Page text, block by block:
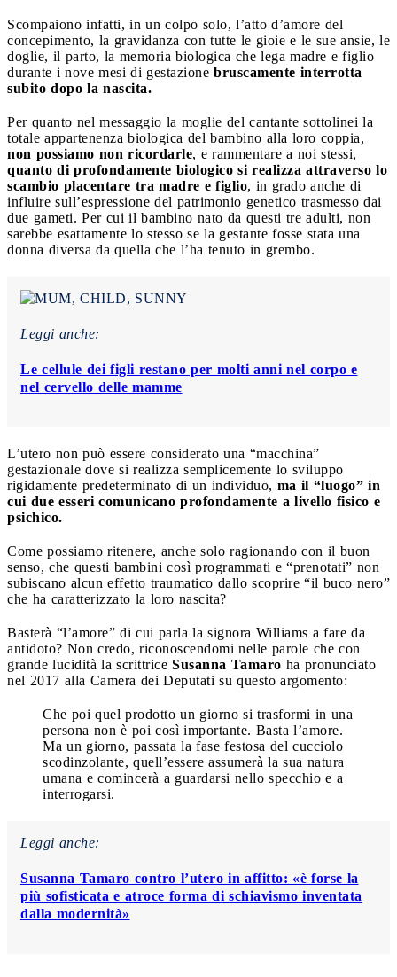
Scompaiono infatti, in un colpo solo, l’atto d’amore del
concepimento, la gravidanza con tutte le gioie e le sue ansie, le
doglie, il parto, la memoria biologica che lega madre e figlio
durante i nove mesi di gestazione bruscamente interrotta
subito dopo la nascita.
Per quanto nel messaggio la moglie del cantante sottolinei la
totale appartenenza biologica del bambino alla loro coppia,
non possiamo non ricordarle, e rammentare a noi stessi,
quanto di profondamente biologico si realizza attraverso lo
scambio placentare tra madre e figlio, in grado anche di
influire sull’espressione del patrimonio genetico trasmesso dai
due gameti. Per cui il bambino nato da questi tre adulti, non
sarebbe esattamente lo stesso se la gestante fosse stata una
donna diversa da quella che l’ha tenuto in grembo.
Leggi anche:
Le cellule dei figli restano per molti anni nel corpo e
nel cervello delle mamme
L’utero non può essere considerato una “macchina”
gestazionale dove si realizza semplicemente lo sviluppo
rigidamente predeterminato di un individuo, ma il “luogo” in
cui due esseri comunicano profondamente a livello fisico e
psichico.
Come possiamo ritenere, anche solo ragionando con il buon
senso, che questi bambini così programmati e “prenotati” non
subiscano alcun effetto traumatico dallo scoprire “il buco nero”
che ha caratterizzato la loro nascita?
Basterà “l’amore” di cui parla la signora Williams a fare da
antidoto? Non credo, riconoscendomi nelle parole che con
grande lucidità la scrittrice Susanna Tamaro ha pronunciato
nel 2017 alla Camera dei Deputati su questo argomento:
Che poi quel prodotto un giorno si trasformi in una
persona non è poi così importante. Basta l’amore.
Ma un giorno, passata la fase festosa del cucciolo
scodinzolante, quell’essere assumerà la sua natura
umana e comincerà a guardarsi nello specchio e a
interrogarsi.
Leggi anche:
Susanna Tamaro contro l’utero in affitto: «è forse la
più sofisticata e atroce forma di schiavismo inventata
dalla modernità»